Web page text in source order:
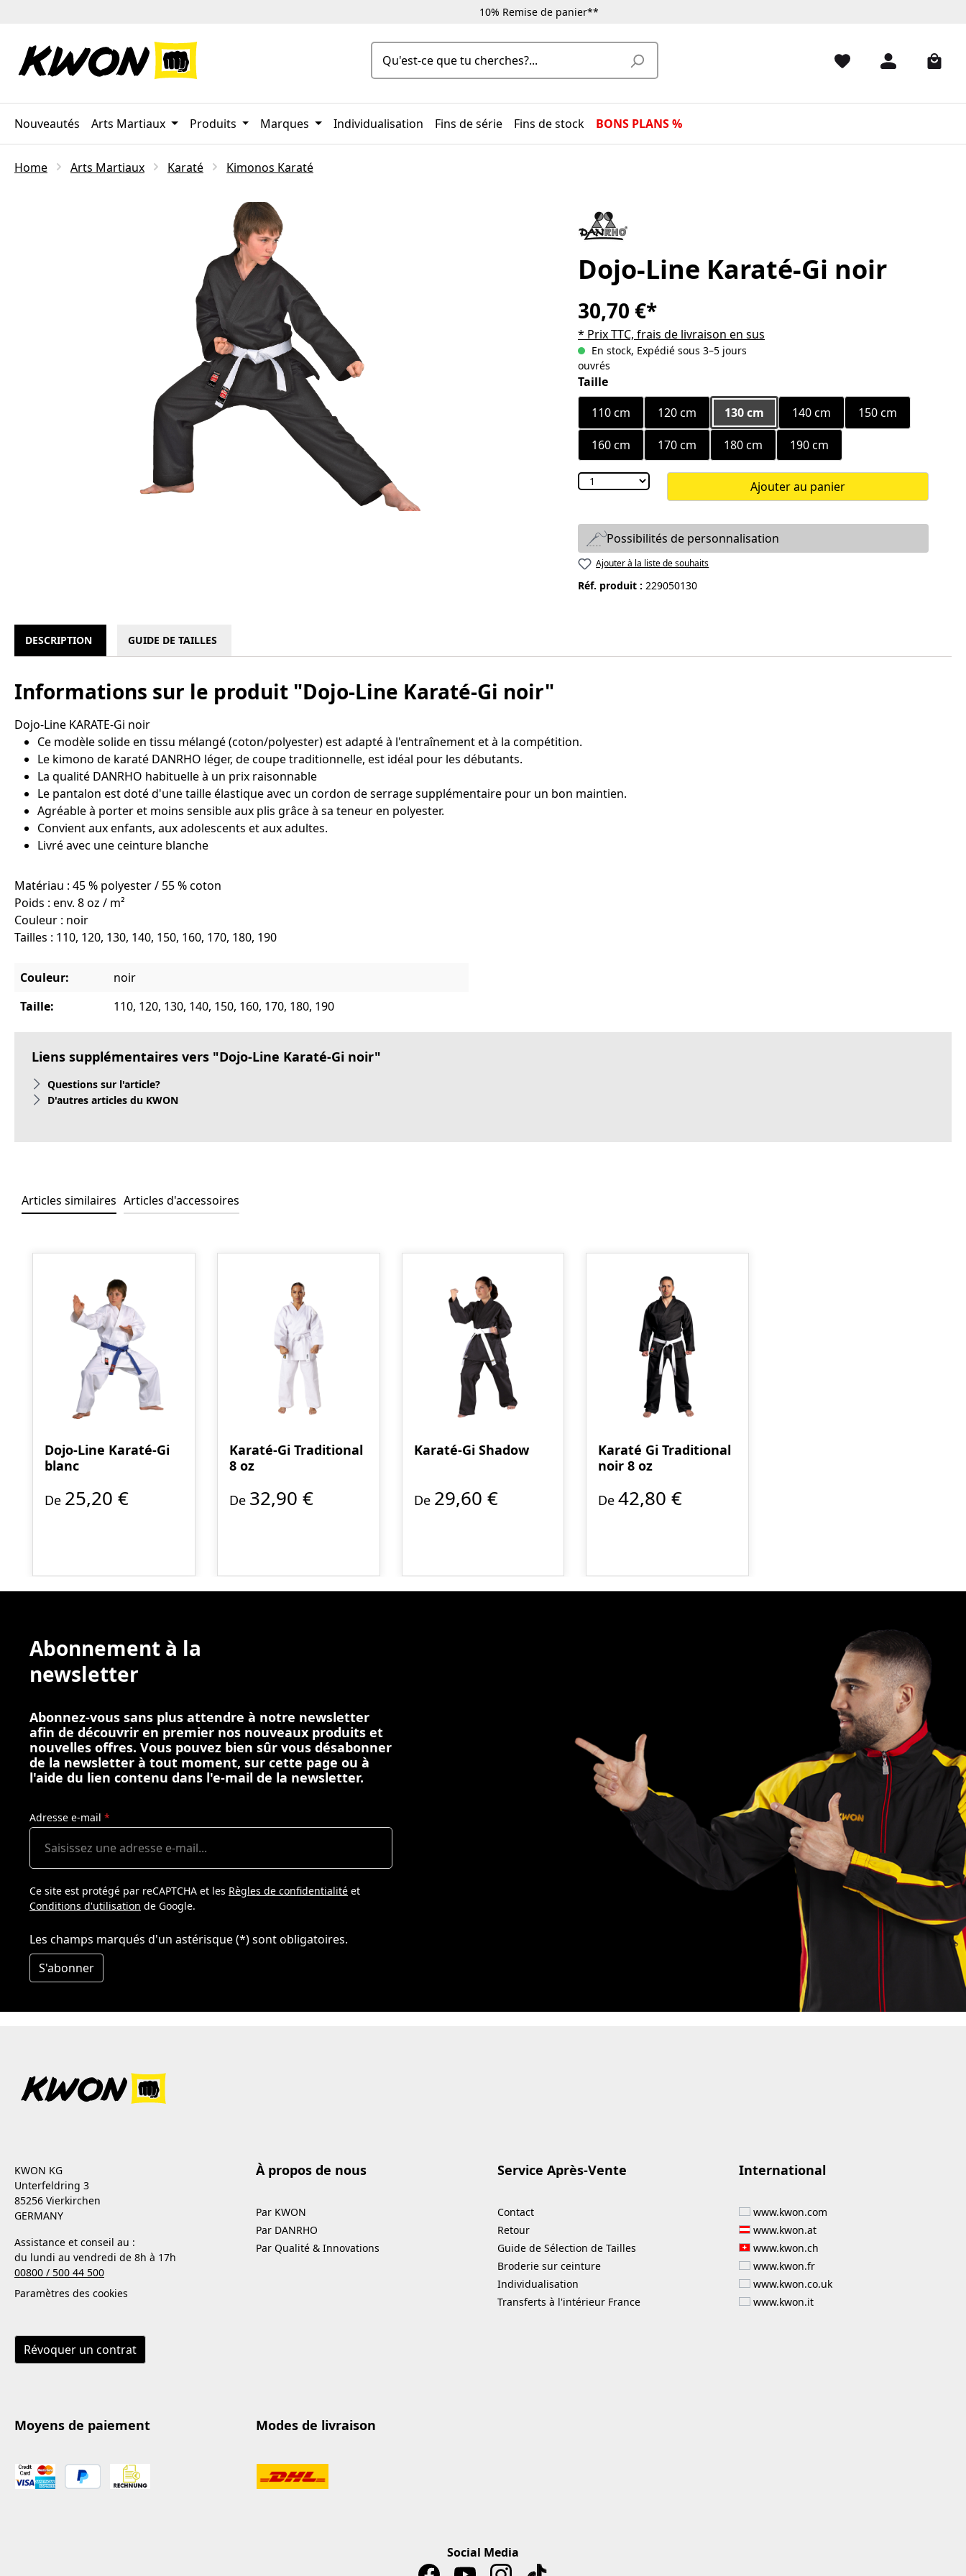
10% Remise de panier**
Nouveautés Arts Martiaux Produits Marques Individualisation Fins de série Fins de stock BONS PLANS %
Home Arts Martiaux Karaté Kimonos Karaté
Dojo-Line Karaté-Gi noir
30,70 €*
* Prix TTC, frais de livraison en sus
En stock, Expédié sous 3–5 jours
ouvrés
Sélectionnez
Taille
110 cm
120 cm 130 cm 140 cm 150 cm
160 cm 170 cm 180 cm 190 cm
Ajouter au panier
Possibilités de personnalisation
Ajouter à la liste de souhaits
Réf. produit : 229050130
DESCRIPTION GUIDE DE TAILLES
Informations sur le produit "Dojo-Line Karaté-Gi noir"
Dojo-Line KARATE-Gi noir
Ce modèle solide en tissu mélangé (coton/polyester) est adapté à l'entraînement et à la compétition.
Le kimono de karaté DANRHO léger, de coupe traditionnelle, est idéal pour les débutants.
La qualité DANRHO habituelle à un prix raisonnable
Le pantalon est doté d'une taille élastique avec un cordon de serrage supplémentaire pour un bon maintien.
Agréable à porter et moins sensible aux plis grâce à sa teneur en polyester.
Convient aux enfants, aux adolescents et aux adultes.
Livré avec une ceinture blanche
Matériau : 45 % polyester / 55 % coton
Poids : env. 8 oz / m²
Couleur : noir
Tailles : 110, 120, 130, 140, 150, 160, 170, 180, 190
Couleur:
noir
Taille:
110, 120, 130, 140, 150, 160, 170, 180, 190
Liens supplémentaires vers "Dojo-Line Karaté-Gi noir"
Questions sur l'article?
D'autres articles du KWON
Articles similaires Articles d'accessoires
Dojo-Line Karaté-Gi
blanc
De 25,20 €
Karaté-Gi Traditional
8 oz
De 32,90 €
Karaté-Gi Shadow
De 29,60 €
Karaté Gi Traditional
noir 8 oz
De42,80 €
Abonnement à la
newsletter
Abonnez-vous sans plus attendre à notre newsletter
afin de découvrir en premier nos nouveaux produits et
nouvelles offres. Vous pouvez bien sûr vous désabonner
de la newsletter à tout moment, sur cette page ou à
l'aide du lien contenu dans l'e-mail de la newsletter.
Adresse e-mail *
Ce site est protégé par reCAPTCHA et les Règles de confidentialité et
Conditions d'utilisation de Google.
Les champs marqués d'un astérisque (*) sont obligatoires.
S'abonner
KWON KG
Unterfeldring 3
85256 Vierkirchen
GERMANY
Assistance et conseil au :
du lundi au vendredi de 8h à 17h
00800 / 500 44 500
Paramètres des cookies
Révoquer un contrat
À propos de nous
Par KWON
Par DANRHO
Par Qualité & Innovations
Service Après-Vente
Contact
Retour
Guide de Sélection de Tailles
Broderie sur ceinture
Individualisation
Transferts à l'intérieur France
International
www.kwon.com
www.kwon.at
www.kwon.ch
www.kwon.fr
www.kwon.co.uk
www.kwon.it
Moyens de paiement Modes de livraison
Social Media